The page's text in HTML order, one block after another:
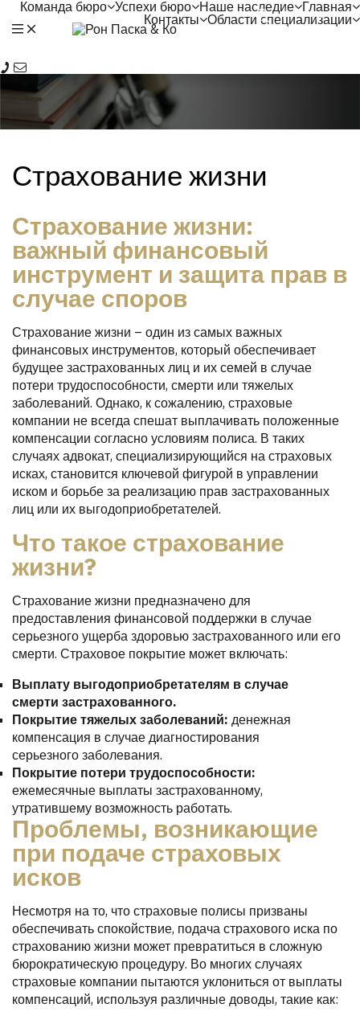
ע
Главная
Наше наследие
Успехи бюро
Команда бюро
Области специализации
Контакты
Страхование жизни
Страхование жизни:
важный финансовый
инструмент и защита прав в
случае споров
Страхование жизни – один из самых важных
финансовых инструментов, который обеспечивает
будущее застрахованных лиц и их семей в случае
потери трудоспособности, смерти или тяжелых
заболеваний. Однако, к сожалению, страховые
компании не всегда спешат выплачивать положенные
компенсации согласно условиям полиса. В таких
случаях адвокат, специализирующийся на страховых
исках, становится ключевой фигурой в управлении
иском и борьбе за реализацию прав застрахованных
лиц или их выгодоприобретателей.
Что такое страхование
жизни?
Страхование жизни предназначено для
предоставления финансовой поддержки в случае
серьезного ущерба здоровью застрахованного или его
смерти. Страховое покрытие может включать:
Выплату выгодоприобретателям в случае
смерти застрахованного.
Покрытие тяжелых заболеваний: денежная
компенсация в случае диагностирования
серьезного заболевания.
Покрытие потери трудоспособности:
ежемесячные выплаты застрахованному,
утратившему возможность работать.
Проблемы, возникающие
при подаче страховых
исков
Несмотря на то, что страховые полисы призваны
обеспечивать спокойствие, подача страхового иска по
страхованию жизни может превратиться в сложную
бюрократическую процедуру. Во многих случаях
страховые компании пытаются уклониться от выплаты
компенсаций, используя различные доводы, такие как: